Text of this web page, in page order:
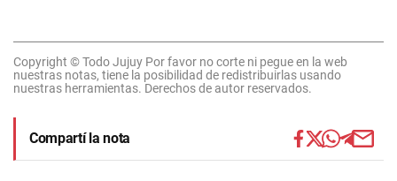
Copyright © Todo Jujuy Por favor no corte ni pegue en la web
nuestras notas, tiene la posibilidad de redistribuirlas usando
nuestras herramientas. Derechos de autor reservados.
Compartí la nota